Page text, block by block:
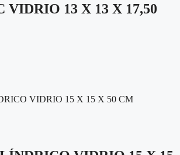
VIDRIO 13 X 13 X 17,50